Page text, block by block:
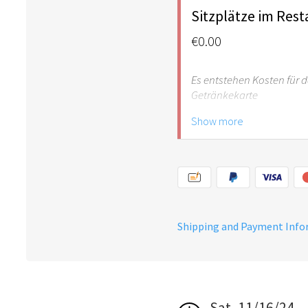
Sitzplätze im
€0.00
Es entstehen Kosten für
Getränkekarte
Altersbegrenzung für
Buffetkosten 10,00 €
Show more
Shipping and Payment